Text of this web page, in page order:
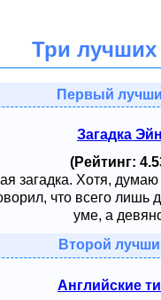
Три
Первый
Загадка
(Рейтинг:
загадка. Хотя,
что всего лишь
уме, а
Второй
Английские